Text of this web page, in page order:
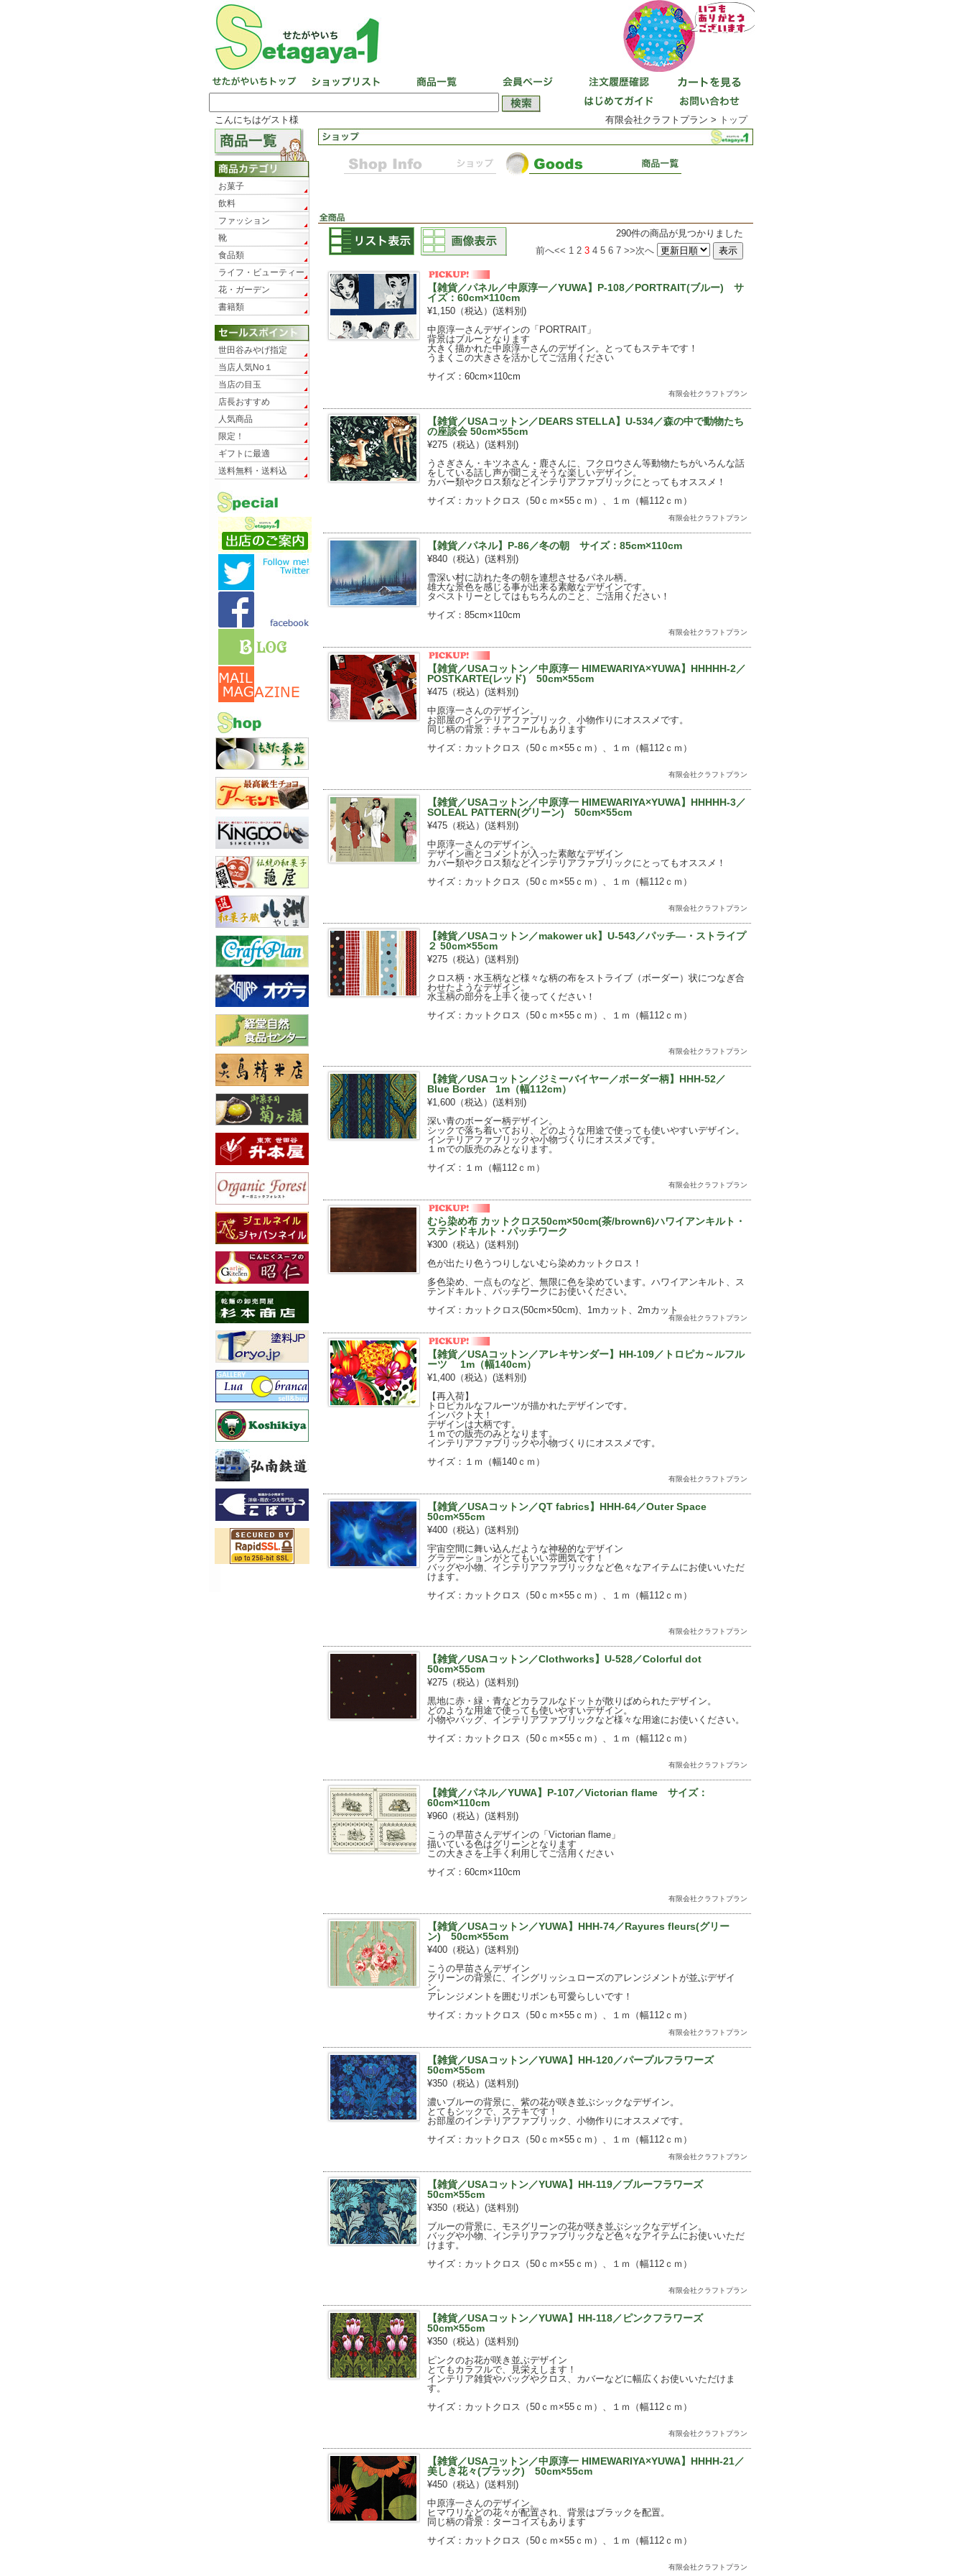
こんにちはゲスト様 有限会社クラフトプラン > トップ
290件の商品が見つかりました
前へ<< 1 2 3 4 5 6 7 >>次へ
【雑貨／パネル／中原淳一／YUWA】P-108／PORTRAIT(ブルー) サ
イズ：60cm×110cm
¥1,150（税込） (送料別)
中原淳一さんデザインの「PORTRAIT」
背景はブルーとなります
大きく描かれた中原淳一さんのデザイン。とってもステキです！
うまくこの大きさを活かしてご活用ください
サイズ：60cm×110cm
有限会社クラフトプラン
【雑貨／USAコットン／DEARS STELLA】U-534／森の中で動物たち
の座談会 50cm×55cm
¥275（税込） (送料別)
うさぎさん・キツネさん・鹿さんに、フクロウさん等動物たちがいろんな話
をしている話し声が聞こえそうな楽しいデザイン。
カバー類やクロス類などインテリアファブリックにとってもオススメ！
サイズ：カットクロス（50ｃｍ×55ｃｍ）、１ｍ（幅112ｃｍ）
有限会社クラフトプラン
【雑貨／パネル】P-86／冬の朝 サイズ：85cm×110cm
¥840（税込） (送料別)
雪深い村に訪れた冬の朝を連想させるパネル柄。
雄大な景色を感じる事が出来る素敵なデザインです。
タペストリーとしてはもちろんのこと、ご活用ください！
サイズ：85cm×110cm
有限会社クラフトプラン
【雑貨／USAコットン／中原淳一 HIMEWARIYA×YUWA】HHHHH-2／
POSTKARTE(レッド) 50cm×55cm
¥475（税込） (送料別)
中原淳一さんのデザイン。
お部屋のインテリアファブリック、小物作りにオススメです。
同じ柄の背景：チャコールもあります
サイズ：カットクロス（50ｃｍ×55ｃｍ）、１ｍ（幅112ｃｍ）
有限会社クラフトプラン
【雑貨／USAコットン／中原淳一 HIMEWARIYA×YUWA】HHHHH-3／
SOLEAL PATTERN(グリーン) 50cm×55cm
¥475（税込） (送料別)
中原淳一さんのデザイン。
デザイン画とコメントが入った素敵なデザイン
カバー類やクロス類などインテリアファブリックにとってもオススメ！
サイズ：カットクロス（50ｃｍ×55ｃｍ）、１ｍ（幅112ｃｍ）
有限会社クラフトプラン
【雑貨／USAコットン／makower uk】U-543／パッチ―・ストライプ
２ 50cm×55cm
¥275（税込） (送料別)
クロス柄・水玉柄など様々な柄の布をストライブ（ボーダー）状につなぎ合
わせたようなデザイン。
水玉柄の部分を上手く使ってください！
サイズ：カットクロス（50ｃｍ×55ｃｍ）、１ｍ（幅112ｃｍ）
有限会社クラフトプラン
【雑貨／USAコットン／ジミーバイヤー／ボーダー柄】HHH-52／
Blue Border 1m（幅112cm）
¥1,600（税込） (送料別)
深い青のボーダー柄デザイン。
シックで落ち着いており、どのような用途で使っても使いやすいデザイン。
インテリアファブリックや小物づくりにオススメです。
１ｍでの販売のみとなります。
サイズ：１ｍ（幅112ｃｍ）
有限会社クラフトプラン
むら染め布 カットクロス50cm×50cm(茶/brown6)ハワイアンキルト・
ステンドキルト・パッチワーク
¥300（税込） (送料別)
色が出たり色うつりしないむら染めカットクロス！
多色染め、一点ものなど、無限に色を染めています。ハワイアンキルト、ス
テンドキルト、パッチワークにお使いください。
サイズ：カットクロス(50cm×50cm)、1mカット、2mカット
有限会社クラフトプラン
【雑貨／USAコットン／アレキサンダー】HH-109／トロピカ～ルフル
ーツ 1m（幅140cm）
¥1,400（税込） (送料別)
【再入荷】
トロピカルなフルーツが描かれたデザインです。
インパクト大！
デザインは大柄です。
１ｍでの販売のみとなります。
インテリアファブリックや小物づくりにオススメです。
サイズ：１ｍ（幅140ｃｍ）
有限会社クラフトプラン
【雑貨／USAコットン／QT fabrics】HHH-64／Outer Space
50cm×55cm
¥400（税込） (送料別)
宇宙空間に舞い込んだような神秘的なデザイン
グラデーションがとてもいい雰囲気です！
バッグや小物、インテリアファブリックなど色々なアイテムにお使いいただ
けます。
サイズ：カットクロス（50ｃｍ×55ｃｍ）、１ｍ（幅112ｃｍ）
有限会社クラフトプラン
【雑貨／USAコットン／Clothworks】U-528／Colorful dot
50cm×55cm
¥275（税込） (送料別)
黒地に赤・緑・青などカラフルなドットが散りばめられたデザイン。
どのような用途で使っても使いやすいデザイン。
小物やバッグ、インテリアファブリックなど様々な用途にお使いください。
サイズ：カットクロス（50ｃｍ×55ｃｍ）、１ｍ（幅112ｃｍ）
有限会社クラフトプラン
【雑貨／パネル／YUWA】P-107／Victorian flame サイズ：
60cm×110cm
¥960（税込） (送料別)
こうの早苗さんデザインの「Victorian flame」
描いている色はグリーンとなります
この大きさを上手く利用してご活用ください
サイズ：60cm×110cm
有限会社クラフトプラン
【雑貨／USAコットン／YUWA】HHH-74／Rayures fleurs(グリー
ン) 50cm×55cm
¥400（税込） (送料別)
こうの早苗さんデザイン
グリーンの背景に、イングリッシュローズのアレンジメントが並ぶデザイ
ン。
アレンジメントを囲むリボンも可愛らしいです！
サイズ：カットクロス（50ｃｍ×55ｃｍ）、１ｍ（幅112ｃｍ）
有限会社クラフトプラン
【雑貨／USAコットン／YUWA】HH-120／パープルフラワーズ
50cm×55cm
¥350（税込） (送料別)
濃いブルーの背景に、紫の花が咲き並ぶシックなデザイン。
とてもシックで、ステキです！
お部屋のインテリアファブリック、小物作りにオススメです。
サイズ：カットクロス（50ｃｍ×55ｃｍ）、１ｍ（幅112ｃｍ）
有限会社クラフトプラン
【雑貨／USAコットン／YUWA】HH-119／ブルーフラワーズ
50cm×55cm
¥350（税込） (送料別)
ブルーの背景に、モスグリーンの花が咲き並ぶシックなデザイン。
バッグや小物、インテリアファブリックなど色々なアイテムにお使いいただ
けます。
サイズ：カットクロス（50ｃｍ×55ｃｍ）、１ｍ（幅112ｃｍ）
有限会社クラフトプラン
【雑貨／USAコットン／YUWA】HH-118／ピンクフラワーズ
50cm×55cm
¥350（税込） (送料別)
ピンクのお花が咲き並ぶデザイン
とてもカラフルで、見栄えします！
インテリア雑貨やバッグやクロス、カバーなどに幅広くお使いいただけま
す。
サイズ：カットクロス（50ｃｍ×55ｃｍ）、１ｍ（幅112ｃｍ）
有限会社クラフトプラン
【雑貨／USAコットン／中原淳一 HIMEWARIYA×YUWA】HHHH-21／
美しき花々(ブラック) 50cm×55cm
¥450（税込） (送料別)
中原淳一さんのデザイン。
ヒマワリなどの花々が配置され、背景はブラックを配置。
同じ柄の背景：ターコイズもあります
サイズ：カットクロス（50ｃｍ×55ｃｍ）、１ｍ（幅112ｃｍ）
有限会社クラフトプラン
お菓子
飲料
ファッション
靴
食品類
ライフ・ビューティー
花・ガーデン
書籍類
世田谷みやげ指定
当店人気No１
当店の目玉
店長おすすめ
人気商品
限定！
ギフトに最適
送料無料・送料込